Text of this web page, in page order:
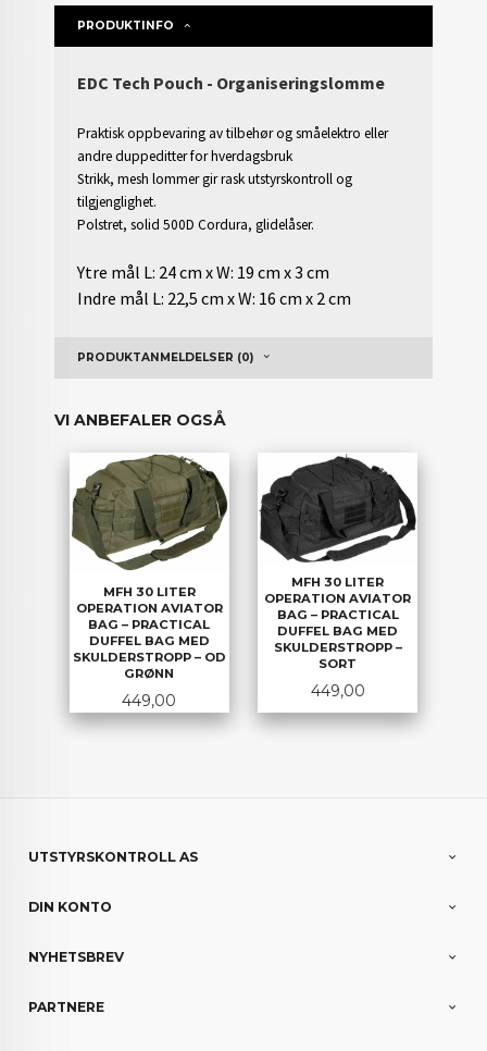
PRODUKTINFO
EDC Tech Pouch - Organiseringslomme
Praktisk oppbevaring av tilbehør og småelektro eller
andre duppeditter for hverdagsbruk
Strikk, mesh lommer gir rask utstyrskontroll og
tilgjenglighet.
Polstret, solid 500D Cordura, glidelåser.
Ytre mål L: 24 cm x W: 19 cm x 3 cm
Indre mål L: 22,5 cm x W: 16 cm x 2 cm
PRODUKTANMELDELSER (0)
VI ANBEFALER OGSÅ
MFH 30 LITER
OPERATION AVIATOR
BAG – PRACTICAL
DUFFEL BAG MED
SKULDERSTROPP – OD
GRØNN
Pris
449,00
MFH 30 LITER
OPERATION AVIATOR
BAG – PRACTICAL
DUFFEL BAG MED
SKULDERSTROPP –
SORT
Pris
449,00
UTSTYRSKONTROLL AS
DIN KONTO
NYHETSBREV
PARTNERE